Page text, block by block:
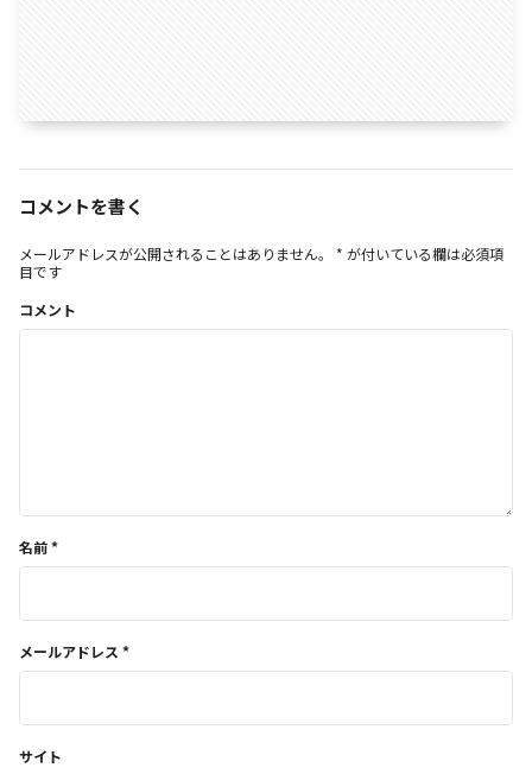
コメントを書く
メールアドレスが公開されることはありません。 * が付いている欄は必須項
目です
コメント
名前*
メールアドレス *
サイト